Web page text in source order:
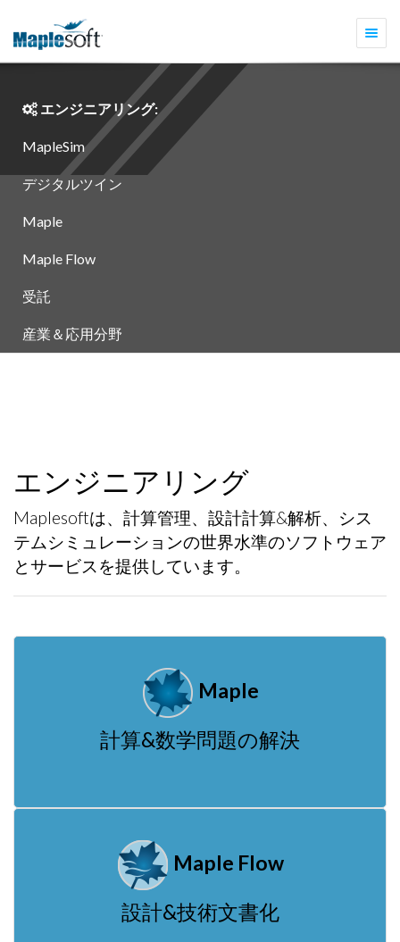
エンジニアリング:
MapleSim
デジタルツイン
Maple
Maple Flow
受託
産業＆応用分野
エンジニアリング
Maplesoftは、計算管理、設計計算&解析、シス
テムシミュレーションの世界水準のソフトウェア
とサービスを提供しています。
Maple
計算&数学問題の解決
Maple Flow
設計&技術文書化